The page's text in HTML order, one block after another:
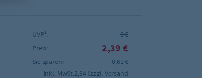
UVP²:
3 €
Preis:
2,39 €
Sie sparen:
0,61 €
inkl. MwSt.2,84 €zzgl. Versand